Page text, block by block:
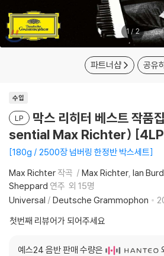
1 /2
파트너샵 공유
수입
LP
막스 리히터 베스트 작
sential Max Richter)
180g / 2500장 넘버링 한정반 박스세트
Max Richter 작곡 Max Richter Ian
Sheppard 연주 외 15명
Universal / Deutsche Grammophon
첫번째 리뷰어가 되어주세요
예스24 음반 판매 수량은